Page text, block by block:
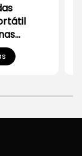
Plegado
en